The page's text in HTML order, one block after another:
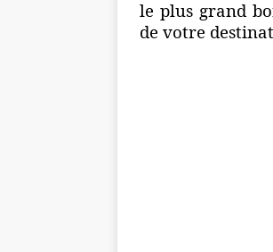
le plus grand
de votre